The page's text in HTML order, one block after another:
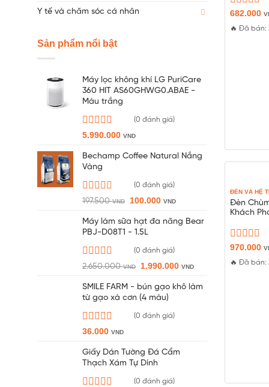
Y tế và chăm sóc cá nhân
Sản phẩm nổi bật
Máy lọc không khí LG PuriCare
360 HIT AS60GHWG0.ABAE -
Màu trắng
Được
hạng
0
5
sao
(0 đánh giá)
5.990.000 VND
Bechamp Coffee Natural Nắng
Vàng
Được
hạng
0
5
sao
(0 đánh giá)
197.500VND
Giá
là:
197.500 VND.
100.000VNDGiá
tại
Máy làm sữa hạt đa năng Bear
PBJ-D08T1 - 1.5L
Được
hạng
0
5
sao
(0 đánh giá)
2.650.000VND
Giá
là:
2.650.000 VND.
1.990.000VNDGiá
tại
SMILE FARM - bún gạo khô làm
từ gạo xà cơn (4 màu)
Được
hạng
0
5
sao
(0 đánh giá)
36.000 VND
Giấy Dán Tường Đá Cẩm
Thạch Xám Tự Dính
(0 đánh giá)
Được
xếp
hạng
682.000
🔥 Đã bán:
ĐÈN VÀ HỆ
Đèn
Khách
Được
xếp
hạng
970.000
🔥 Đã bán: